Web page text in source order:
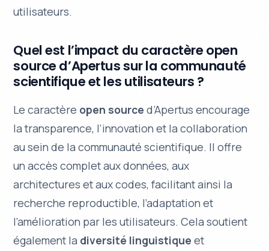
utilisateurs.
Quel est l’impact du caractère open
source d’Apertus sur la communauté
scientifique et les utilisateurs ?
Le caractère open source d’Apertus encourage
latransparence, l’innovation et la collaboration
au sein de la communauté scientifique. Il offre
un accès complet aux données, aux
architectures et aux codes, facilitant ainsi la
recherche reproductible, l’adaptation et
l’amélioration par les utilisateurs. Cela soutient
également la diversité linguistique et